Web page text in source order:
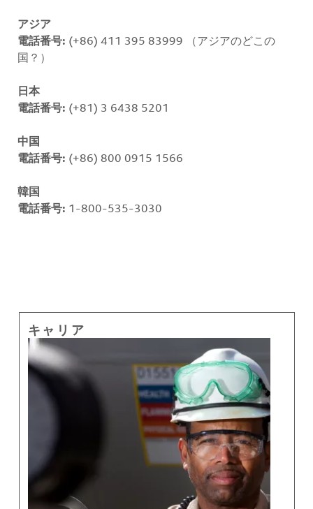
アジア
電話番号: (+86) 411 395 83999 （アジアのどこの
国？）
日本
電話番号: (+81) 3 6438 5201
中国
電話番号: (+86) 800 0915 1566
韓国
電話番号: 1-800-535-3030
キャリア